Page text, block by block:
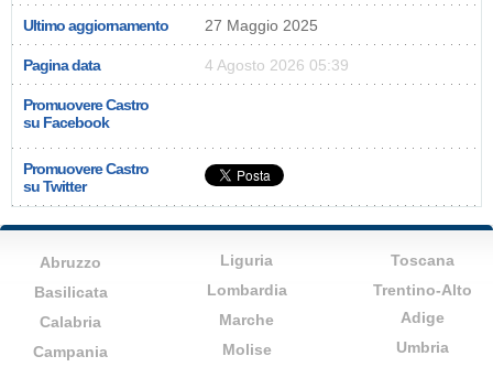
Ultimo aggiornamento 27 Maggio 2025
Pagina data 4 Agosto 2026 05:39
Promuovere Castro
su Facebook
Promuovere Castro
su Twitter
Abruzzo
Basilicata
Calabria
Campania
Liguria
Lombardia
Marche
Molise
Toscana
Trentino-Alto
Adige
Umbria